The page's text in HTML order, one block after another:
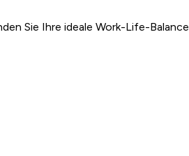
Sie Ihre ideale Work-Life-Balance.